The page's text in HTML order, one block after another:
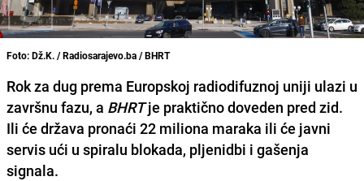
Foto: Dž.K. / Radiosarajevo.ba / BHRT
Rok za dug prema Europskoj radiodifuznoj uniji ulazi u
završnu fazu, a BHRTje praktično doveden pred zid.
Ili će država pronaći 22 miliona maraka ili će javni
servis ući u spiralu blokada, pljenidbi i gašenja
signala.